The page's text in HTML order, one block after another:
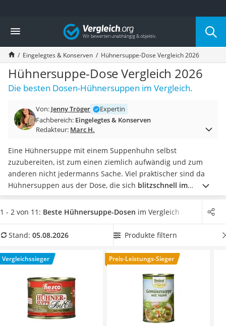
Die beliebtesten Vergleiche nach Kategorie
Lebensmittel
Schwarzkümmelöl
Knäckebrot
Schwarzkümmelöl-Kapseln
Manukahonig
Eiklar
Balsamico-Essig
Schwarzkümmelöl bio
Honig
Gemüsebrühe
Eiskaffee-Pulver
Irischer Whiskey
Grapefruitkernextrakt
Matcha-Set
MCT-Öl
Erythrit
Müsli ohne Zuckerzusatz
Vergleich
Eingelegtes & Konserven Hühnersuppe-Dose Vergleich 2026
Hühnersuppe-Dose Vergleich 2026
Die besten Dosen-Hühnersuppen im Vergleich.
Von: Jenny Tröger
Expertin
Fachbereich: Eingelegtes & Konserven
Redakteur: Marc H.
Eine Hühnersuppe mit einem Suppenhuhn selbst
zuzubereiten, ist zum einen ziemlich aufwändig und zum
anderen nicht jedermanns Sache. Viel praktischer sind da
Hühnersuppen aus der Dose, die sich blitzschnell im
Kochtopf oder in der Mikrowelle aufwärmen lassen. Viele
Tests im Internet zeigen, dass die Zutatenlisten der einzelnen
Sie viel Wert auf natürliche Zutaten, dann wählen Sie jetzt
unserer Vergleichstabelle. Überzeugt hat uns hier im August
2026 besonders das Modell
Hesco Hühner-Suppe First Class
mit seinen Eigenschaften.
1 - 2 von 11: Beste Hühnersuppe-Dosen im Vergleich
Stand: 05.08.2026 Produkte filtern
Vergleichssieger Preis-Leistungs-Sieger